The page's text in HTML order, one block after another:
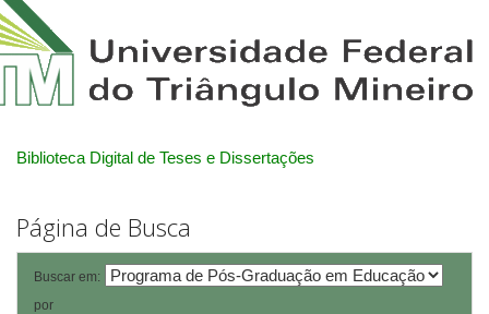
Biblioteca Digital de Teses e Dissertações
Página de Busca
Buscar em:
por